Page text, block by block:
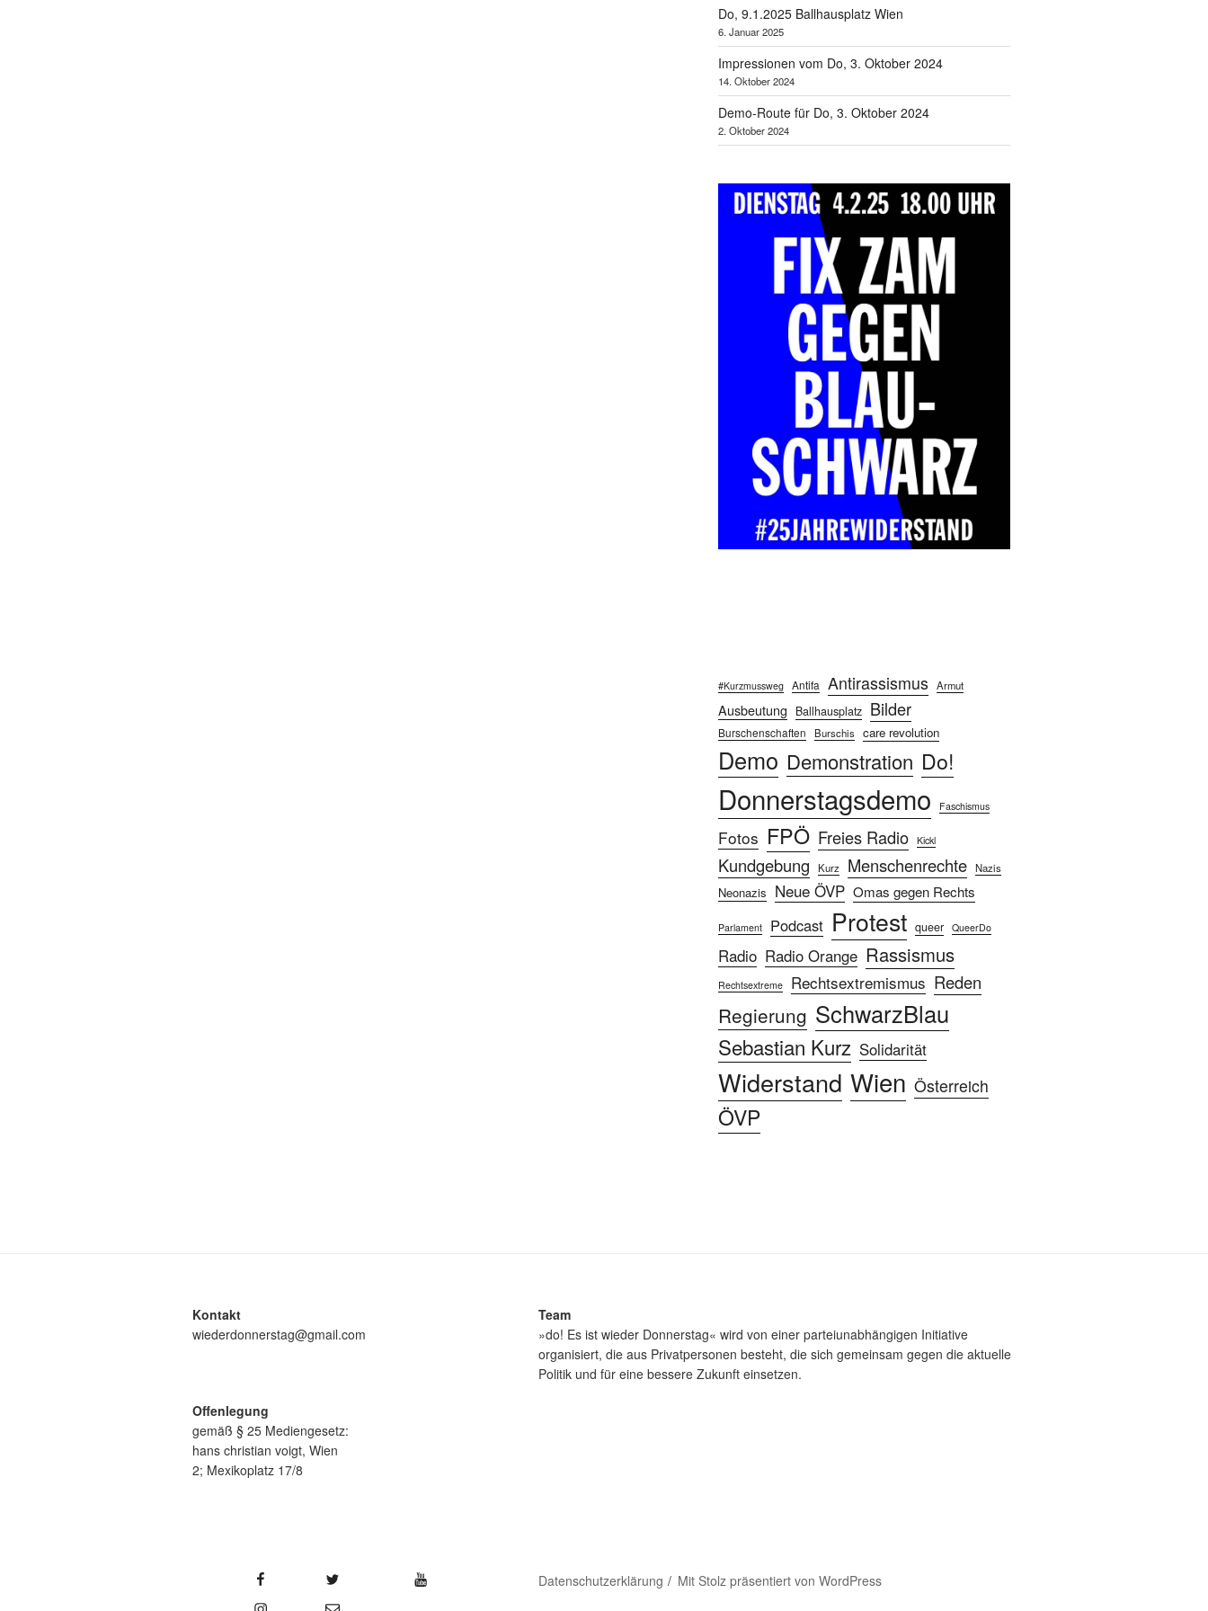
Do, 9.1.2025 Ballhausplatz Wien
6. Januar 2025
Impressionen vom Do, 3. Oktober 2024
14. Oktober 2024
Demo-Route für Do, 3. Oktober 2024
2. Oktober 2024
#Kurzmussweg Antifa Antirassismus Armut
Ausbeutung Ballhausplatz Bilder
Burschenschaften Burschis care revolution
Demo Demonstration Do!
Donnerstagsdemo Faschismus
Fotos FPÖ Freies Radio Kickl
Kundgebung Kurz Menschenrechte Nazis
Neonazis Neue ÖVP Omas gegen Rechts
Parlament Podcast Protest queer QueerDo
Radio Radio Orange Rassismus
Rechtsextreme Rechtsextremismus Reden
Regierung SchwarzBlau
Sebastian Kurz Solidarität
Widerstand Wien Österreich
ÖVP
Kontakt
wiederdonnerstag@gmail.com
Offenlegung
gemäß § 25 Mediengesetz:
hans christian voigt, Wien
2; Mexikoplatz 17/8
Team
»do! Es ist wieder Donnerstag« wird von einer parteiunabhängigen Initiative
organisiert, die aus Privatpersonen besteht, die sich gemeinsam gegen die aktuelle
Politik und für eine bessere Zukunft einsetzen.
E-Mail
Datenschutzerklärung Mit Stolz präsentiert von WordPress